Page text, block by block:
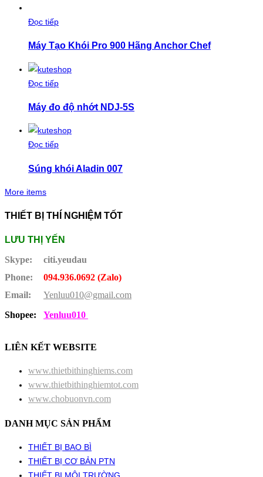
Đọc tiếp
Máy Tạo Khói Pro 900 Hãng Anchor Chef
Đọc tiếp
Máy đo độ nhớt NDJ-5S
Đọc tiếp
Súng khói Aladin 007
More items
THIẾT BỊ THÍ NGHIỆM TỐT
LƯU THỊ YẾN
Skype:
citi.yeudau
Phone:
094.936.0692 (Zalo)
Email:
Yenluu010@gmail.com
Shopee:
Yenluu010
LIÊN KẾT WEBSITE
www.thietbithinghiems.com
www.thietbithinghiemtot.com
www.chobuonvn.com
DANH MỤC SẢN PHẨM
THIẾT BỊ BAO BÌ
THIẾT BỊ CƠ BẢN PTN